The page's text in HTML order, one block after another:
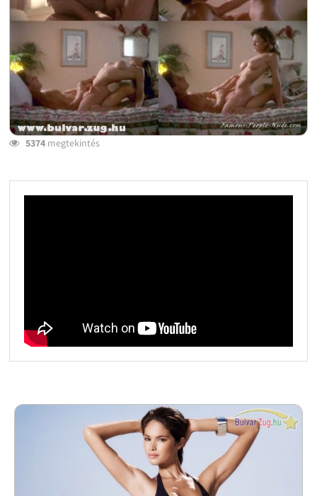
5374megtekintés